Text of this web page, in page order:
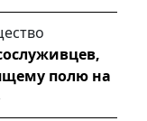
полю на